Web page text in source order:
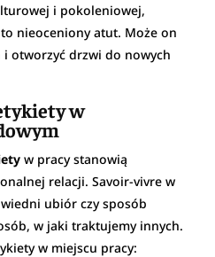
i pokoleniowej,
nieoceniony atut. Może on
otworzyć drzwi do nowych
w
w pracy stanowią
relacji. Savoir-vivre w
ubiór czy sposób
w jaki traktujemy innych.
w miejscu pracy: